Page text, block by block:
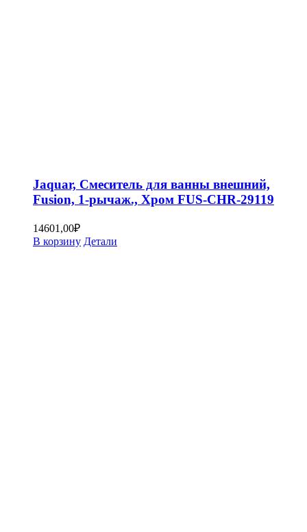
Jaquar, Смеситель для ванны внешний,
Fusion, 1-рычаж., Хром FUS-CHR-29119
14601,00₽
В корзину Детали